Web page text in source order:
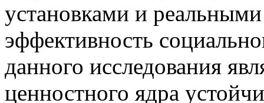
установками и
эффективность
данного исследования
ценностного ядра